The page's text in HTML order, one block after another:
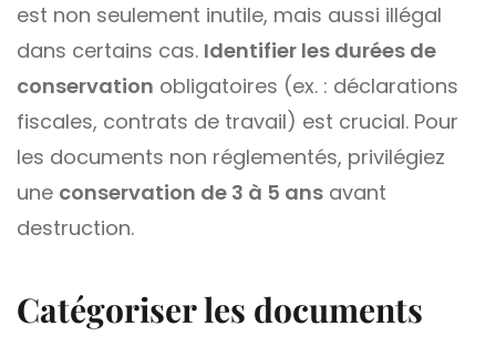
est non seulement inutile, mais aussi illégal
dans certains cas. Identifier les durées de
conservation obligatoires (ex. : déclarations
fiscales, contrats de travail) est crucial. Pour
les documents non réglementés, privilégiez
une conservation de 3 à 5 ans avant
destruction.
Catégoriser les documents